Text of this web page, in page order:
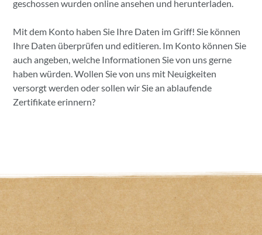
geschossen wurden online ansehen und herunterladen.
Mit dem Konto haben Sie Ihre Daten im Griff! Sie können
Ihre Daten überprüfen und editieren. Im Konto können Sie
auch angeben, welche Informationen Sie von uns gerne
haben würden. Wollen Sie von uns mit Neuigkeiten
versorgt werden oder sollen wir Sie an ablaufende
Zertifikate erinnern?